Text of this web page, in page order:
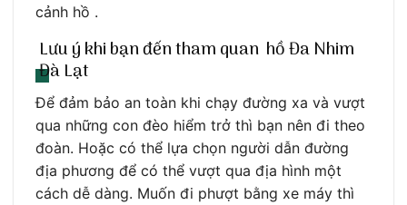
cảnh hồ .
Lưu ý khi bạn đến tham quan hồ Đa Nhim
Đà Lạt
Để đảm bảo an toàn khi chạy đường xa và vượt
qua những con đèo hiểm trở thì bạn nên đi theo
đoàn. Hoặc có thể lựa chọn người dẫn đường
địa phương để có thể vượt qua địa hình một
cách dễ dàng. Muốn đi phượt bằng xe máy thì